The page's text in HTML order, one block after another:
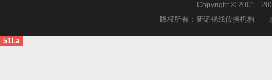
Copyright © 2001 -
版权所有：新诺视线传播机构
51La